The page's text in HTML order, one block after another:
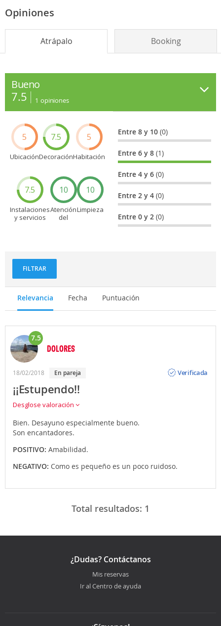
Opiniones
Atrápalo Booking
Bueno
7.5 1 opiniones
5
Ubicación
7.5
Decoración
5
Habitación
7.5
Instalaciones
y servicios
10
Atención
del
10
Limpieza
Entre 8 y 10(0)
Entre 6 y 8(1)
Entre 4 y 6(0)
Entre 2 y 4(0)
Entre 0 y 2(0)
FILTRAR
Relevancia Fecha Puntuación
7.5
DOLORES
18/02/2018 en pareja
Verificada
¡¡Estupendo!!
Desglose valoración
Bien. Desayuno especialmente bueno.
Son encantadores.
POSITIVO: Amabilidad.
NEGATIVO: Como es pequeño es un poco ruidoso.
Total resultados: 1
¿Dudas? Contáctanos
Mis reservas
Ir al Centro de ayuda